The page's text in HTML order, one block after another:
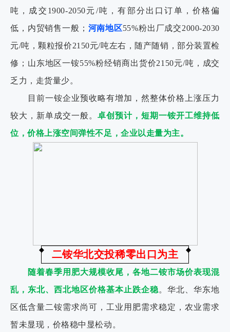
吨，成交1900-2050元/吨，有部分出口订单，价格偏
低，内贸销售一般； 河南地区55%粉出厂成交2000-2030
元/吨，颗粒报价2150元/吨左右，随产随销，部分装置检
修；山东地区一铵55%粉经销商出货价2150元/吨，成交
乏力，走货量少。
目前一铵企业预收略有增加，然整体价格上涨压力
较大，新单成交一般。卓创预计，短期一铵开工维持低
位，价格上涨空间弹性不足，企业以走量为主。
二铵华北交投稀零出口为主
随着春季用肥大规模收尾，各地二铵市场价表现混
乱，东北、西北地区价格基本止跌企稳。华北、华东地
区低含量二铵需求尚可，工业用肥需求稳定，农业需求
暂未显现，价格稳中显松动。